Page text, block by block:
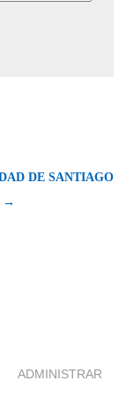
DE SANTIAGO
→
ADMINISTRAR